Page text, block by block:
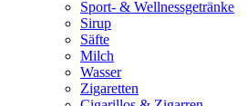
Sport- & Wellnessgetränke
Sirup
Säfte
Milch
Wasser
Zigaretten